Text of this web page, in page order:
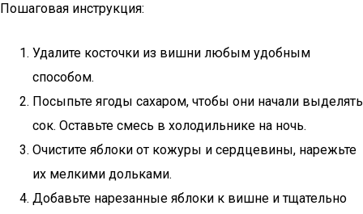
Пошаговая инструкция:
Удалите косточки из вишни любым удобным
способом.
Посыпьте ягоды сахаром, чтобы они начали выделять
сок. Оставьте смесь в холодильнике на ночь.
Очистите яблоки от кожуры и сердцевины, нарежьте
их мелкими дольками.
Добавьте нарезанные яблоки к вишне и тщательно